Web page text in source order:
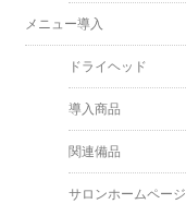
メニュー導入
ドライヘッド
導入商品
関連備品
サロンホームページ